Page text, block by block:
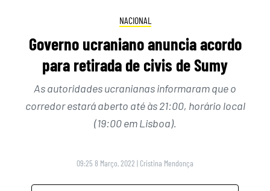
NACIONAL
Governo ucraniano anuncia acordo
para retirada de civis de Sumy
As autoridades ucranianas informaram que o
corredor estará aberto até às 21:00, horário local
(19:00 em Lisboa).
09:25 8 Março, 2022 | Cristina Mendonça